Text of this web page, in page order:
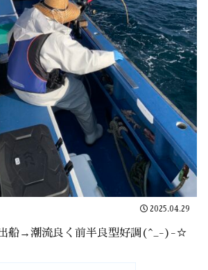
2025.04.29
船→潮流良く前半良型好調(^_-)-☆